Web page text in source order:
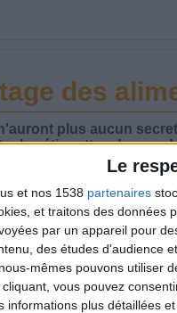
Le
et nos 1538 partenaires
et traitons des données
par un appareil pour
des études d'audience
mêmes pouvons utiliser
cliquant, vous pouvez
informations plus détaillées
des
plus aucun
les étiquettes des
glace
La folie du
Crousty